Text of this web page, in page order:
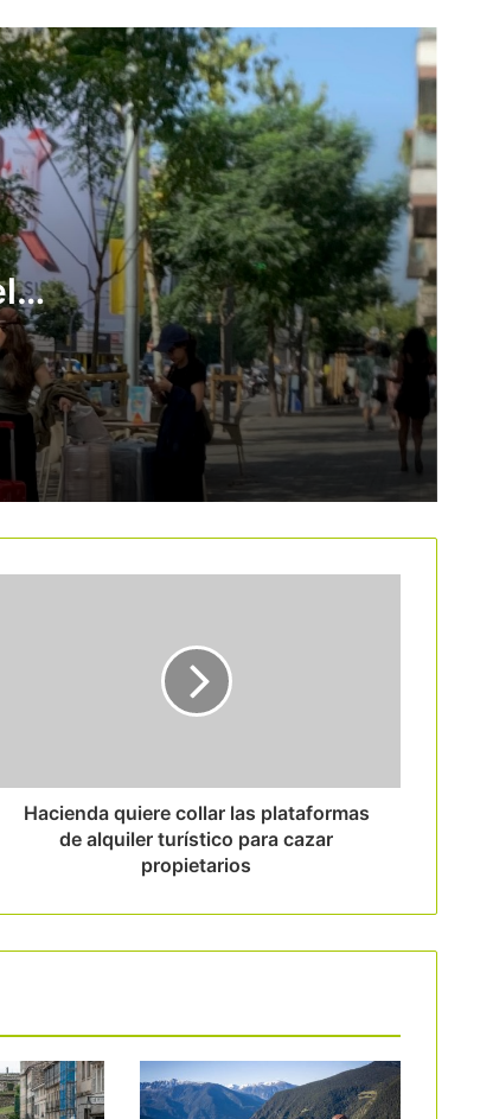
de 177 millones a renovarse
Las reservas de última hora volverán a
marcar la campaña de verano
«Gestionar mejor es más importante
que crecer más»
Cataluña sitúa la cultura en el centro
de su promoción turística internacional
con una campaña de 5 millones de
euros
Deltebre impulsa el turismo ligado al
sector primario con 37 nuevas
experiencias
El Vallès Oriental apuesta por el
internacionales
Las 9 rutas del vino catalanas crean la
Hacienda quiere collar las plataformas
de alquiler turístico para cazar
propietarios